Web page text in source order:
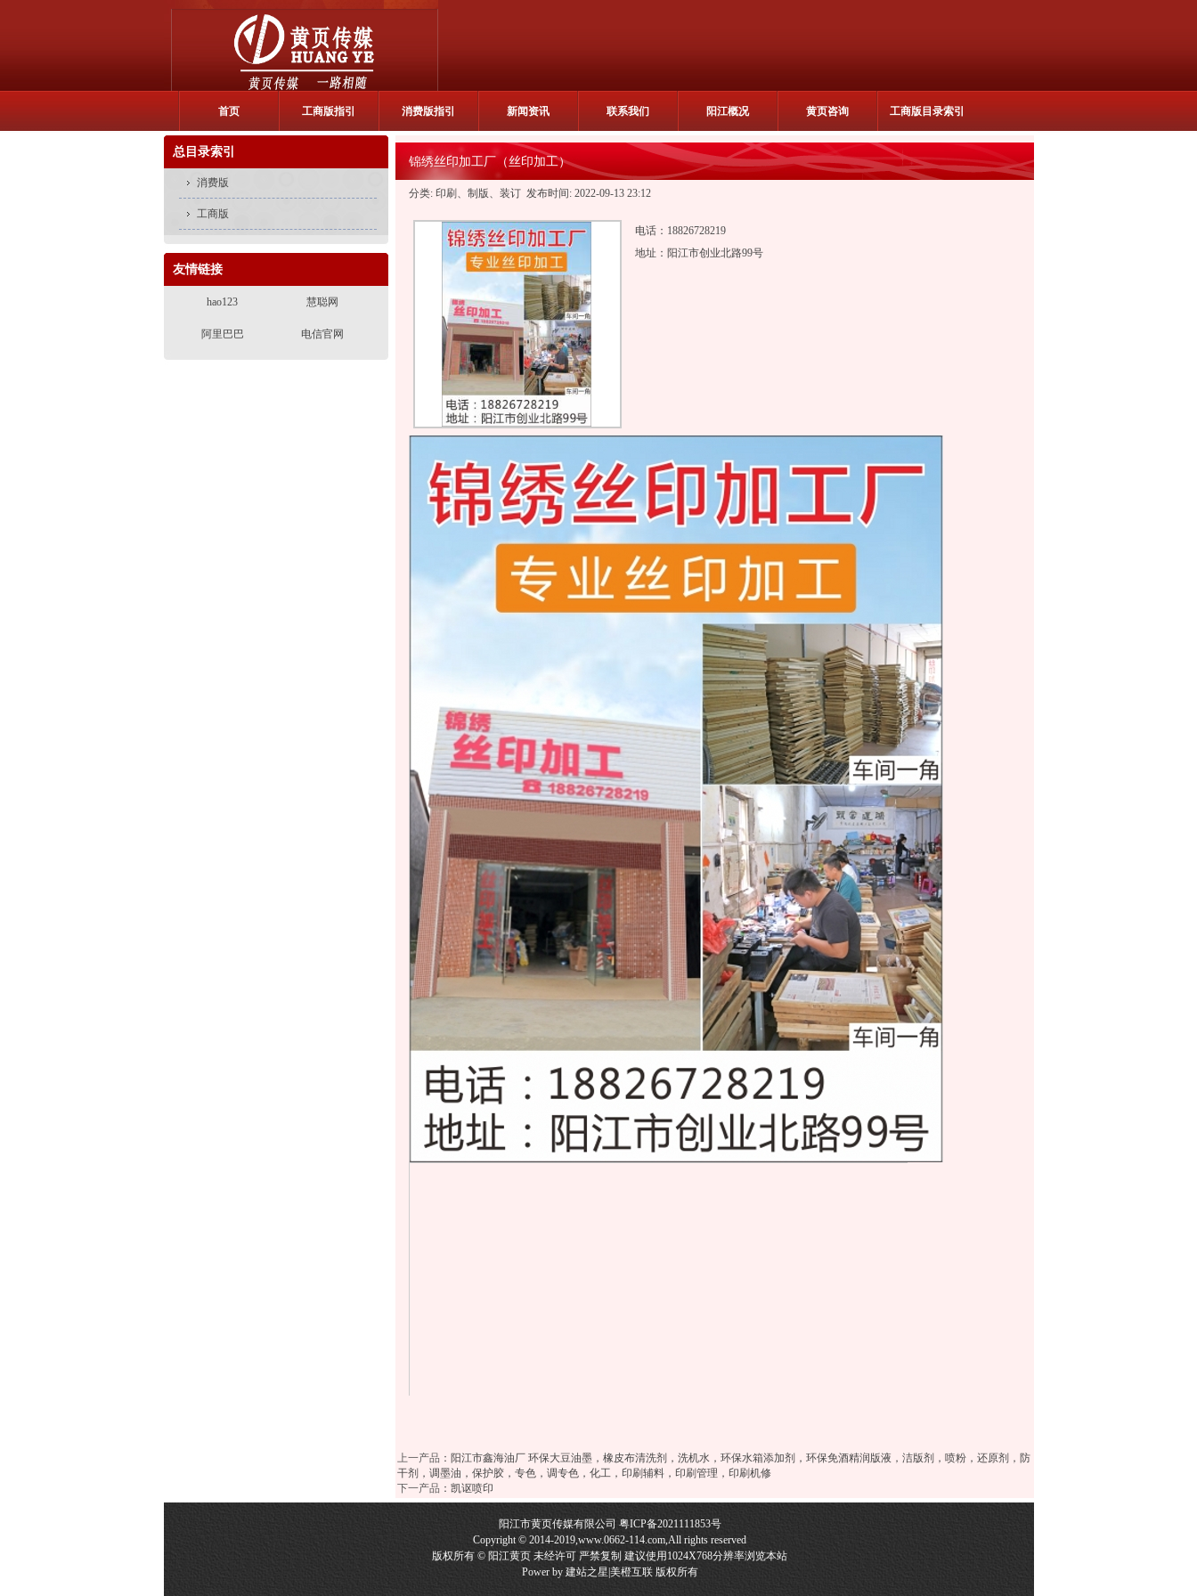
首页 工商版指引 消费版指引 新闻资讯 联系我们 阳江概况 黄页咨询 工商版目录索引
总目录索引
消费版
工商版
友情链接
hao123 慧聪网
阿里巴巴 电信官网
锦绣丝印加工厂（丝印加工）
分类: 印刷、制版、装订 发布时间: 2022-09-13 23:12
电话：18826728219
地址：阳江市创业北路99号
上一产品 ： 阳江市鑫海油厂 环保大豆油墨，橡皮布清洗剂，洗机水，环保水箱添加剂，环保免酒精润版液，洁版剂，喷粉，还原剂，防
干剂，调墨油，保护胶，专色，调专色，化工，印刷辅料，印刷管理，印刷机修
下一产品 ： 凯讴喷印
阳江市黄页传媒有限公司 粤ICP备2021111853号
Copyright © 2014-2019,www.0662-114.com,All rights reserved
版权所有 © 阳江黄页 未经许可 严禁复制 建议使用1024X768分辨率浏览本站
Power by 建站之星 美橙互联版权所有